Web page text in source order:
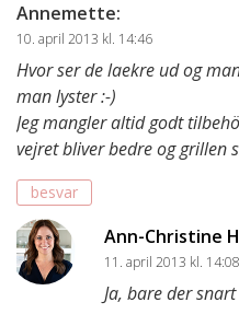
Annemette:
10. april 2013 kl. 14:46
Hvor ser de laekre ud og
man lyster :-)
Jeg mangler altid godt
vejret bliver bedre og grillen
besvar
Ann-Christine
11. april 2013 kl. 14:08
Ja, bare der